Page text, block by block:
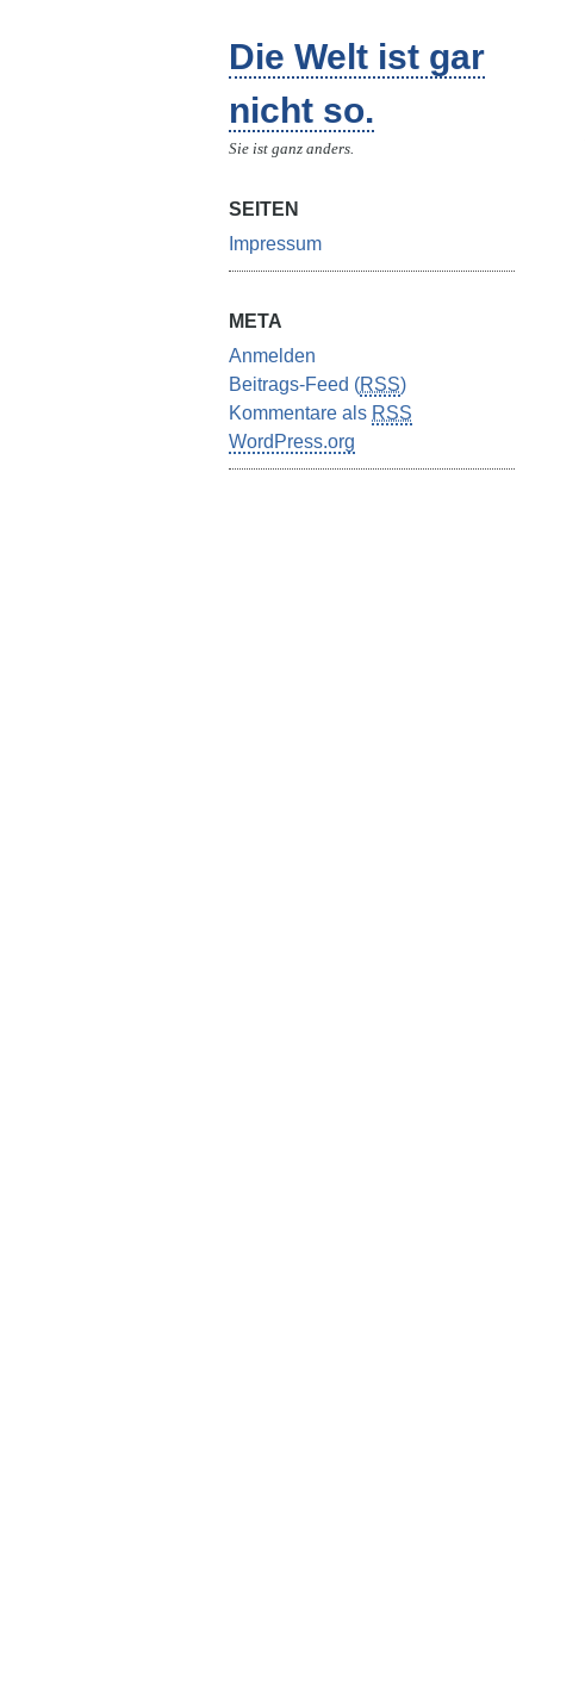
Die Welt ist gar
nicht so.
Sie ist ganz anders.
SEITEN
Impressum
META
Anmelden
Beitrags-Feed (RSS)
Kommentare als RSS
WordPress.org